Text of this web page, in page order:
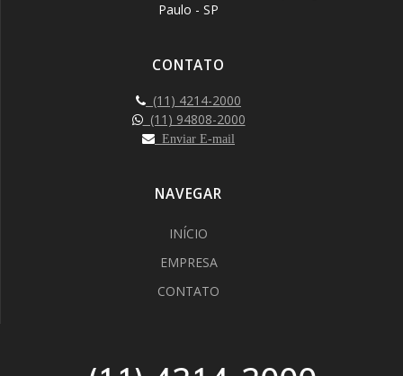
Paulo - SP
CONTATO
(11) 4214-2000
(11) 94808-2000
Enviar E-mail
NAVEGAR
INÍCIO
EMPRESA
CONTATO